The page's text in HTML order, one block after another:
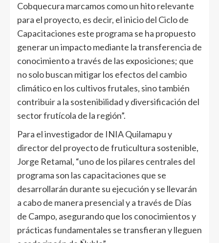
Cobquecura marcamos como un hito relevante
para el proyecto, es decir, el inicio del Ciclo de
Capacitaciones este programa se ha propuesto
generar un impacto mediante la transferencia de
conocimiento a través de las exposiciones; que
no solo buscan mitigar los efectos del cambio
climático en los cultivos frutales, sino también
contribuir a la sostenibilidad y diversificación del
sector frutícola de la región”.
Para el investigador de INIA Quilamapu y
director del proyecto de fruticultura sostenible,
Jorge Retamal, “uno de los pilares centrales del
programa son las capacitaciones que se
desarrollarán durante su ejecución y se llevarán
a cabo de manera presencial y a través de Días
de Campo, asegurando que los conocimientos y
prácticas fundamentales se transfieran y lleguen